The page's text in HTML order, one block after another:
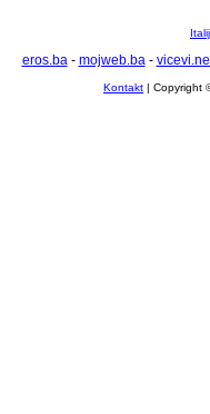
eros.ba- mojweb.ba-
Kontakt | Copyright